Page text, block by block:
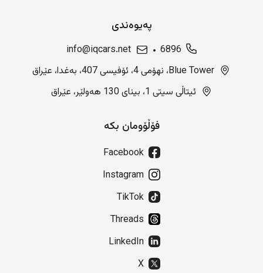
پەیوەندی
6896
info@iqcars.net
Blue Tower، نهۆمی 4، ئۆفیسی 407، بەغدا، عێراق
ئیتاڵی سیتی 1، بینای 130 هەولێر، عێراق
فۆڵۆومان بکە
Facebook
Instagram
TikTok
Threads
LinkedIn
X